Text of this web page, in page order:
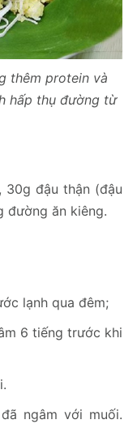
thêm protein và
hấp thụ đường từ
30g đậu thận (đậu
đường ăn kiêng.
lạnh qua đêm;
6 tiếng trước khi
ngâm với muối.